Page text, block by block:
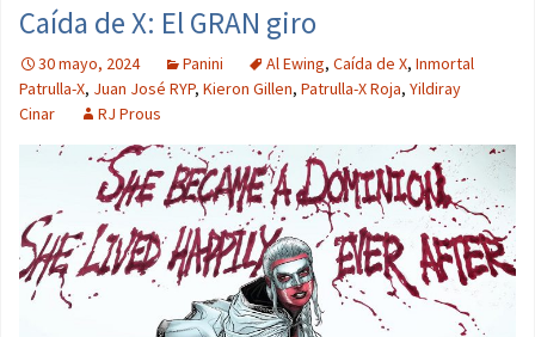
Caída de X: El GRAN giro
30 mayo, 2024 Panini Al Ewing, Caída de X, Inmortal
Patrulla-X, Juan José RYP, Kieron Gillen, Patrulla-X Roja, Yildiray
Cinar
RJ Prous